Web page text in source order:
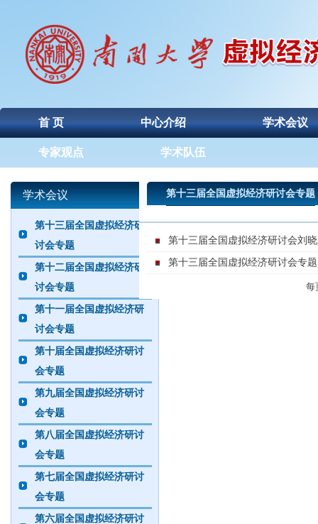
首 页 中心介绍 学术会议
专家观点 学术队伍
学术会议
第十三届全国虚拟经济研
讨会专题
第十二届全国虚拟经济研
讨会专题
第十一届全国虚拟经济研
讨会专题
第十届全国虚拟经济研讨
会专题
第九届全国虚拟经济研讨
会专题
第八届全国虚拟经济研讨
会专题
第七届全国虚拟经济研讨
会专题
第六届全国虚拟经济研讨
第十三届全国虚拟经济研讨会专题
第十三届全国虚拟经济研讨会刘
第十三届全国虚拟经济研讨会专题